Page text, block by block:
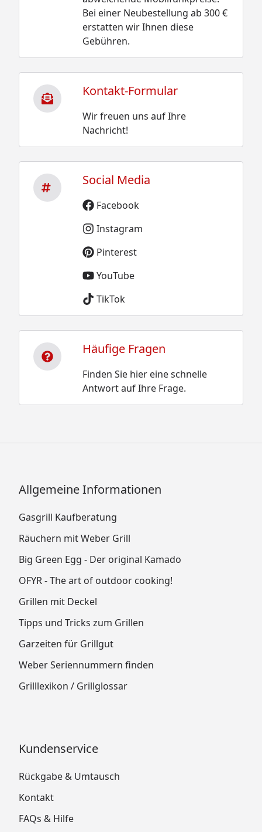
Bei einer Neubestellung ab 300 €
erstatten wir Ihnen diese
Gebühren.
Kontakt-Formular
Wir freuen uns auf Ihre
Nachricht!
Social Media
Facebook
Instagram
Pinterest
YouTube
TikTok
Häufige Fragen
Finden Sie hier eine schnelle
Antwort auf Ihre Frage.
Allgemeine Informationen
Gasgrill Kaufberatung
Räuchern mit Weber Grill
Big Green Egg - Der original Kamado
OFYR - The art of outdoor cooking!
Grillen mit Deckel
Tipps und Tricks zum Grillen
Garzeiten für Grillgut
Weber Seriennummern finden
Grilllexikon / Grillglossar
Kundenservice
Rückgabe & Umtausch
Kontakt
FAQs & Hilfe